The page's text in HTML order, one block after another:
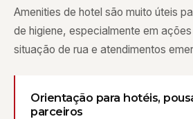
Amenities de hotel são muito úteis
de higiene, especialmente em
situação de rua e atendimentos
Orientação para hotéis,
parceiros